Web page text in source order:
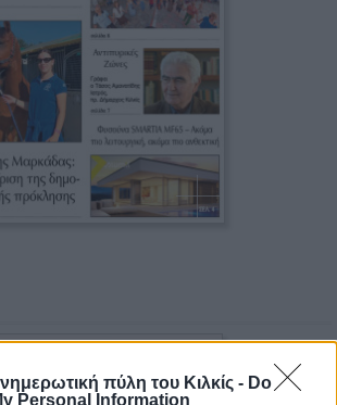
πύλη του Κιλκίς - Do
Personal Information